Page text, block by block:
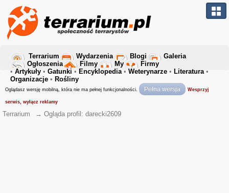
Terrarium Wydarzenia Blogi
Galeria
Ogłoszenia
Filmy My
Firmy
• Artykuły • Gatunki • Encyklopedia• Weterynarze • Literatura•
Organizacje • Rośliny
Oglądasz wersję mobilną, która nie ma pełnej funkcjonalności. Pełna wersja Wesprzyj
serwis, wyłącz reklamy
Terrarium → Ogląda profil: darecki2609